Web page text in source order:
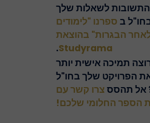
לשאלות שלך
בספרנו "לימודים
הבגרות" בהוצאת
Studyrama
.
תמיכה אישית יותר
הפרויקט שלך בחו"ל
תהססצרו קשר עם
הספר החלומי שלכם!